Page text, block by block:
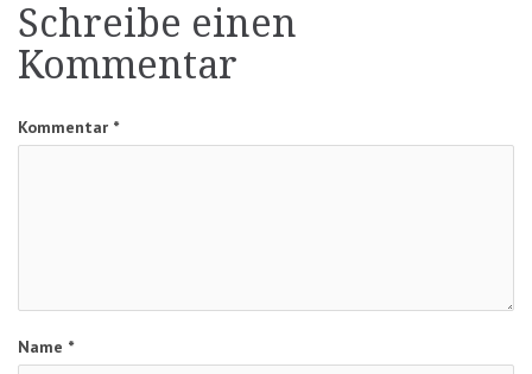
Schreibe einen
Kommentar
Kommentar *
Name *